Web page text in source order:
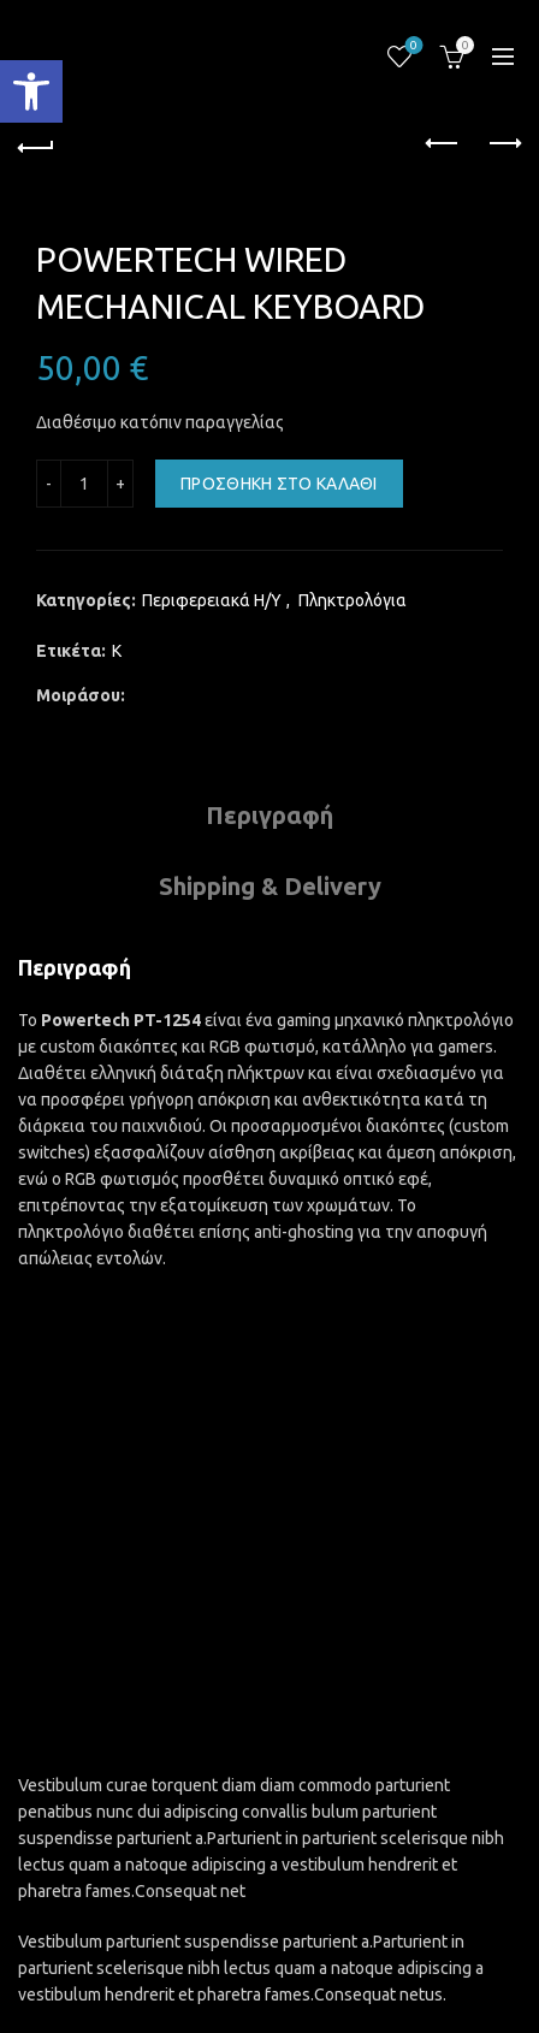
Ανοίξτε τη γραμμή εργαλείων
0 0
POWERTECH WIRED
MECHANICAL KEYBOARD
50,00 €
Διαθέσιμο κατόπιν παραγγελίας
ΠΡΟΣΘΉΚΗ ΣΤΟ ΚΑΛΆΘΙ
Κατηγορίες: Περιφερειακά Η/Υ , Πληκτρολόγια
Ετικέτα: K
Μοιράσου
Περιγραφή
Shipping & Delivery
Περιγραφή
Το Powertech PT-1254είναι ένα gaming μηχανικό πληκτρολόγιο
με custom διακόπτες και RGB φωτισμό, κατάλληλο για gamers.
Διαθέτει ελληνική διάταξη πλήκτρων και είναι σχεδιασμένο για
να προσφέρει γρήγορη απόκριση και ανθεκτικότητα κατά τη
διάρκεια του παιχνιδιού. Οι προσαρμοσμένοι διακόπτες (custom
switches) εξασφαλίζουν αίσθηση ακρίβειας και άμεση απόκριση,
ενώ ο RGB φωτισμός προσθέτει δυναμικό οπτικό εφέ,
επιτρέποντας την εξατομίκευση των χρωμάτων. Το
πληκτρολόγιο διαθέτει επίσης anti-ghosting για την αποφυγή
απώλειας εντολών.
Vestibulum curae torquent diam diam commodo parturient
penatibus nunc dui adipiscing convallis bulum parturient
suspendisse parturient a.Parturient in parturient scelerisque nibh
lectus quam a natoque adipiscing a vestibulum hendrerit et
pharetra fames.Consequat net
Vestibulum parturient suspendisse parturient a.Parturient in
parturient scelerisque nibh lectus quam a natoque adipiscing a
vestibulum hendrerit et pharetra fames.Consequat netus.